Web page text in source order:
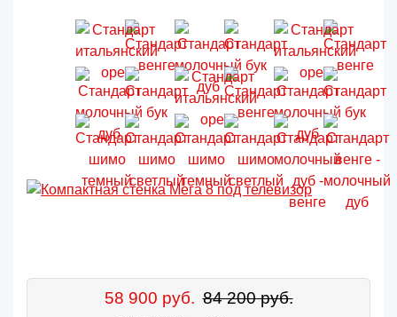
58 900 руб. 84 200 руб.